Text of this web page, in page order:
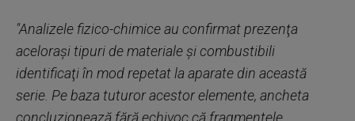
"Analizele fizico-chimice au confirmat prezenţa
aceloraşi tipuri de materiale şi combustibili
identificaţi în mod repetat la aparate din această
serie. Pe baza tuturor acestor elemente, ancheta
concluzionează fără echivoc că fragmentele